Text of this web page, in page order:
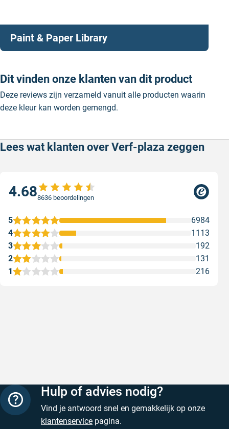
Paint & Paper Library
Dit vinden onze klanten van dit product
Deze reviews zijn verzameld vanuit alle producten waarin
deze kleur kan worden gemengd.
Lees wat klanten over Verf-plaza zeggen
4.688636 beoordelingen
1 216
2 131
3 192
4 1113
5 6984
Hulp of advies nodig?
Vind je antwoord snel en gemakkelijk op onze
klantenservice pagina.